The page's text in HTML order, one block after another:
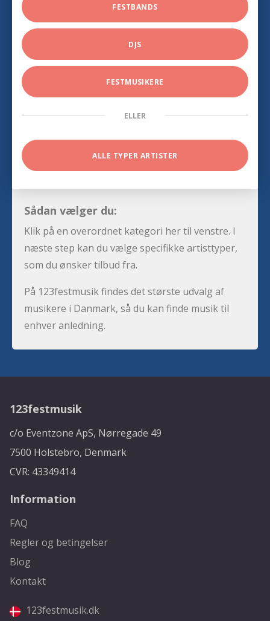
FESTBANDS
DJS
FESTMUSIKERE
ELLER
ALLE TYPER ARTISTER
Sådan vælger du:
Klik på en overordnet kategori her til venstre. I
næste step kan du vælge specifikke artisttyper,
som du ønsker tilbud fra.
På 123festmusik findes det største udvalg af
musikere i Danmark, så du kan finde musik til
enhver anledning.
123festmusik
c/o Eventzone ApS, Nørregade 49
7500 Holstebro, Denmark
CVR: 43349414
Information
FAQ
Regler og betingelser
Blog
Kontakt
123festmusik.dk